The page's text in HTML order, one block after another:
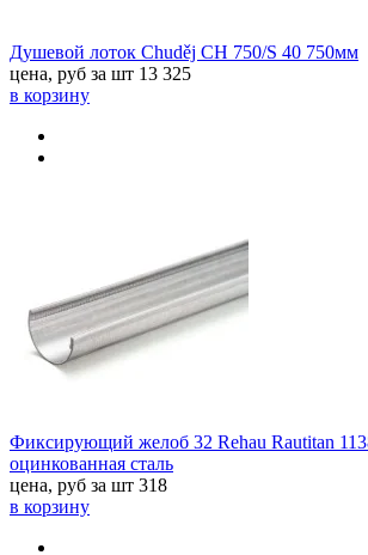
Душевой лоток Chuděj CH 750/S 40 750мм
цена, руб за шт 13 325
в корзину
Фиксирующий желоб 32 Rehau Rautitan
оцинкованная сталь
цена, руб за шт 318
в корзину